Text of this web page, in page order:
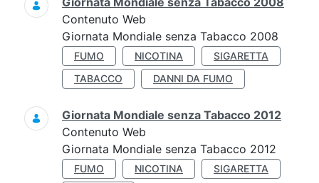
Contenuto Web
Giornata Mondiale senza Tabacco 2008
FUMO NICOTINA
SIGARETTA
TABACCO
DANNI DA FUMO
Giornata Mondiale senza Tabacco 2012
Contenuto Web
Giornata Mondiale senza Tabacco 2012
FUMO NICOTINA SIGARETTA